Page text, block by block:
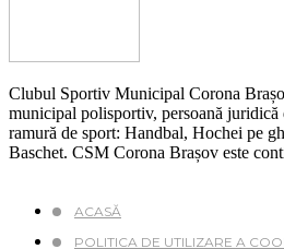
Clubul Sportiv Municipal Corona
municipal polisportiv, persoană
ramură de sport: Handbal, Hochei pe
Baschet. CSM Corona Brașov este
ACASĂ
POLITICA DE UTILIZARE A